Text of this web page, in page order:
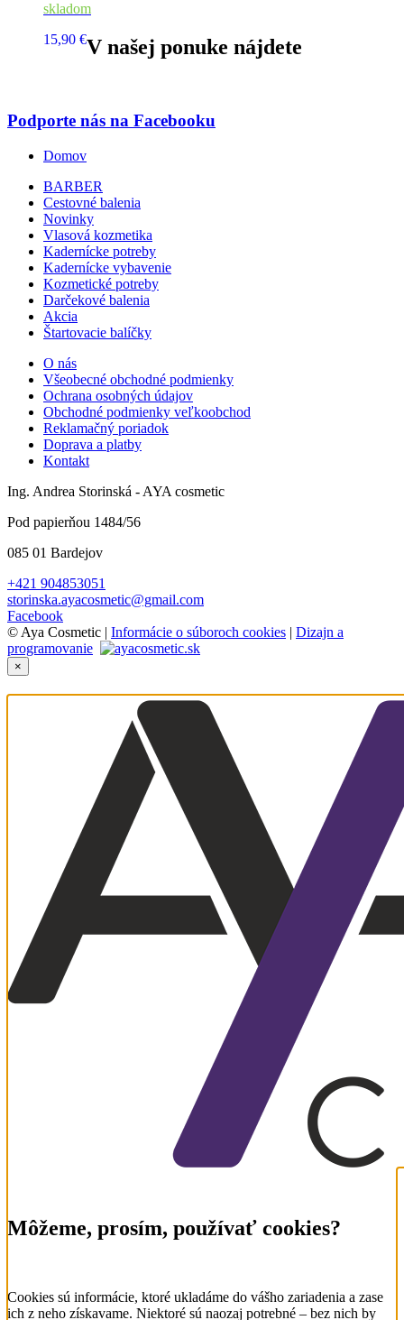
skladom
15,90 €V našej ponuke nájdete
Podporte nás na Facebooku
Domov
BARBER
Cestovné balenia
Novinky
Vlasová kozmetika
Kadernícke potreby
Kadernícke vybavenie
Kozmetické potreby
Darčekové balenia
Akcia
Štartovacie balíčky
O nás
Všeobecné obchodné podmienky
Ochrana osobných údajov
Obchodné podmienky veľkoobchod
Reklamačný poriadok
Doprava a platby
Kontakt
Ing. Andrea Storinská - AYA cosmetic
Pod papierňou 1484/56
085 01 Bardejov
+421 904853051
storinska.ayacosmetic@gmail.com
Facebook
© Aya Cosmetic | Informácie o súboroch cookies | Dizajn a
programovanie
×
Môžeme, prosím, používať cookies?
Cookies sú informácie, ktoré ukladáme do vášho zariadenia a zase
ich z neho získavame. Niektoré sú naozaj potrebné – bez nich by